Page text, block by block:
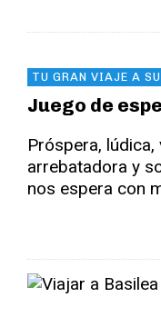
TU GRAN VIAJE A
Juego de
Próspera, lúdica,
arrebatadora y
nos espera con